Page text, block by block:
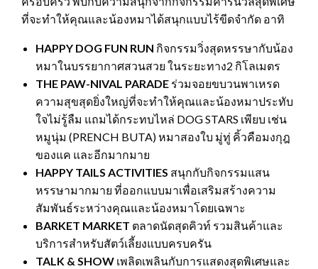
ที่จะทำให้คุณและน้องหมาได้สนุกแบบไร้ขีดจำกัด อาทิ
HAPPY DOG FUN RUN กิจกรรมวิ่งสุดหรรษากับน้อง
หมาในบรรยากาศสวนสวย ในระยะทาง2 กิโลเมตร
THE PAW-NIVAL PARADE ร่วมจอยขบวนพาเหรด
ความสุขสุดยิ่งใหญ่ที่จะทำให้คุณและน้องหมาประทับ
ใจไม่รู้ลืม แถมได้กระทบไหล่ DOG STARS เพียบ เช่น
หมูนุ่ม (PRENCH BUTA) หมาสองใบ มู่ทู่ คิ้วคือมงกุฎ
ของแค และอีกมากมาย
HAPPY TAILS ACTIVITIES สนุกกับกิจกรรมแสน
หรรษามากมาย ที่ออกแบบมาเพื่อเสริมสร้างความ
สัมพันธ์ระหว่างคุณและน้องหมาโดยเฉพาะ
BARKET MARKET ตลาดนัดสุดคิวท์ รวมสินค้าและ
บริการสำหรับสัตว์เลี้ยงแบบครบครัน
TALK & SHOW เพลิดเพลินกับการแสดงสุดพิเศษและ